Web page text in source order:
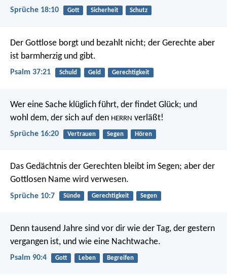
Sprüche 18:10 Gott Sicherheit Schutz
Der Gottlose borgt und bezahlt nicht; der Gerechte aber
ist barmherzig und gibt.
Psalm 37:21 Schuld Geld Gerechtigkeit
Wer eine Sache klüglich führt, der findet Glück; und
wohl dem, der sich auf den HERRN verläßt!
Sprüche 16:20 Vertrauen Segen Hören
Das Gedächtnis der Gerechten bleibt im Segen; aber der
Gottlosen Name wird verwesen.
Sprüche 10:7 Sünde Gerechtigkeit Segen
Denn tausend Jahre sind vor dir wie der Tag, der gestern
vergangen ist, und wie eine Nachtwache.
Psalm 90:4 Gott Leben Begreifen